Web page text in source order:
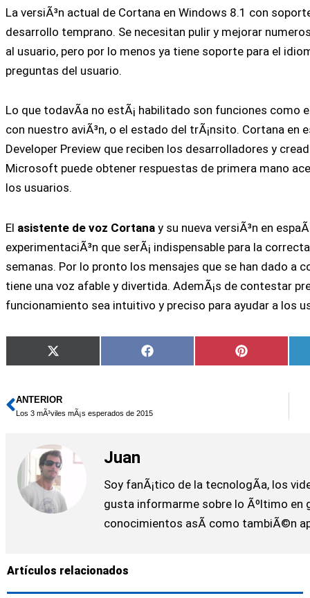
La versiÃ³n actual de Cortana en Windows 8.1 con
desarrollo temprano. Se necesitan pulir y mejorar
al usuario, pero por lo menos ya tiene soporte para el
preguntas del usuario.
Lo que todavÃ­a no estÃ¡ habilitado son funciones como
con nuestro aviÃ³n, o el estado del trÃ¡nsito. Cortana en
Developer Preview que reciben los desarrolladores y
Microsoft puede obtener respuestas de primera mano
los usuarios.
El asistente de voz Cortana y su nueva versiÃ³n en
experimentaciÃ³n que serÃ¡ indispensable para la
semanas. Por lo pronto los mensajes que se han dado a
tiene una voz afable y divertida. AdemÃ¡s de contestar
funcionamiento sea intuitivo y preciso para ayudar a los
Compartir
en
X
(Twitter)
Compartir
en
Facebook
Compartir
en
Pinterest
Ant
ANTERIOR
Los 3 mÃ³viles mÃ¡s esperados de 2015
Juan
Soy fanÃ¡tico de la tecnologÃ­a, los
gusta informarme sobre lo Ãºltimo
conocimientos asÃ­ como tambiÃ©n
Artículos relacionados